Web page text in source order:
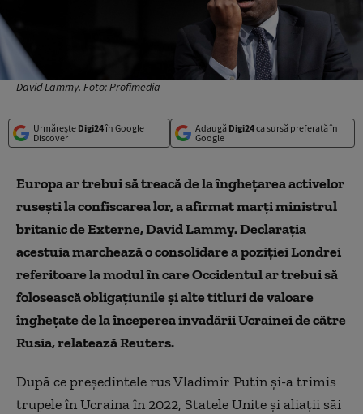
David Lammy. Foto: Profimedia
Urmărește Digi24în Google
Discover
Adaugă Digi24ca sursă preferată în
Google
Europa ar trebui să treacă de la îngheţarea activelor
ruseşti la confiscarea lor, a afirmat marţi ministrul
britanic de Externe, David Lammy. Declarația
acestuia marchează o consolidare a poziţiei Londrei
referitoare la modul în care Occidentul ar trebui să
folosească obligaţiunile şi alte titluri de valoare
îngheţate de la începerea invadării Ucrainei de către
Rusia, relatează Reuters.
După ce preşedintele rus Vladimir Putin şi-a trimis
trupele în Ucraina în 2022, Statele Unite şi aliaţii săi